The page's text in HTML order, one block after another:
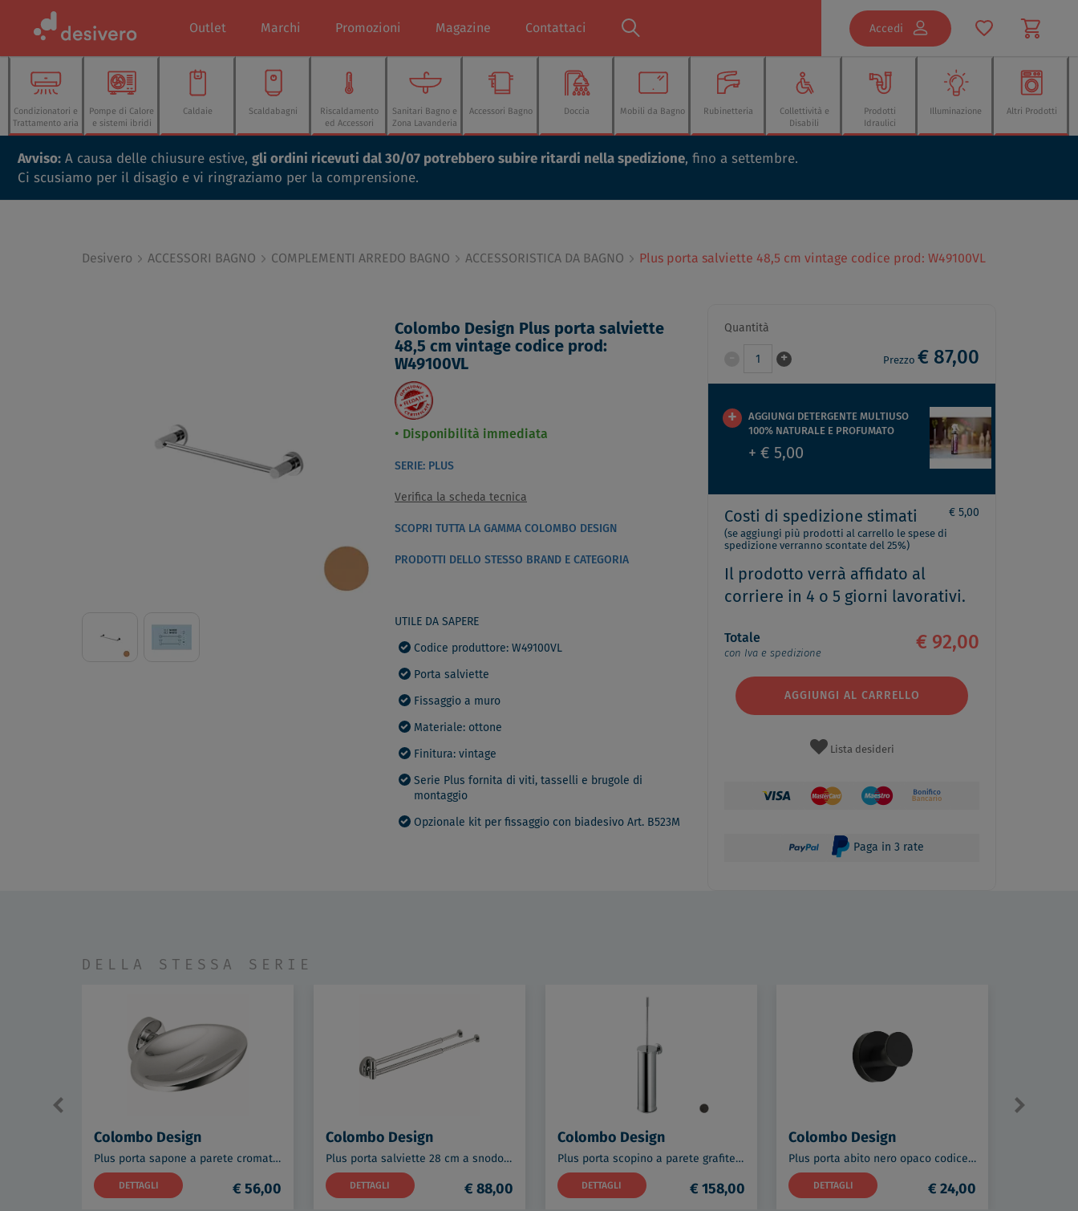
Outlet Marchi Promozioni Magazine Contattaci Accedi
Condizionatori e
Trattamento aria
Pompe di Calore
e sistemi ibridi
Caldaie Scaldabagni
Riscaldamento
ed Accessori
Sanitari Bagno e
Zona Lavanderia
Accessori Bagno Doccia Mobili da Bagno Rubinetteria
Collettività e
Disabili
Prodotti
Idraulici
Illuminazione Altri Prodotti
Avviso: A causa delle chiusure estive, gli ordini ricevuti dal 30/07 potrebbero subire ritardi nella spedizione, fino a settembre.
Ci scusiamo per il disagio e vi ringraziamo per la comprensione.
Desivero ACCESSORI BAGNO COMPLEMENTI ARREDO BAGNO ACCESSORISTICA DA BAGNO Plus porta salviette 48,5 cm vintage codice prod: W49100VL
Colombo Design Plus porta salviette
48,5 cm vintage codice prod:
W49100VL
Disponibilità immediata
SERIE: PLUS
Verifica la scheda tecnica
SCOPRI TUTTA LA GAMMA COLOMBO DESIGN
PRODOTTI DELLO STESSO BRAND E CATEGORIA
UTILE DA SAPERE
Codice produttore: W49100VL
Porta salviette
Fissaggio a muro
Materiale: ottone
Finitura: vintage
Serie Plus fornita di viti, tasselli e brugole di
montaggio
Opzionale kit per fissaggio con biadesivo Art. B523M
Quantità
1 + Prezzo € 87,00
AGGIUNGI DETERGENTE MULTIUSO
100% NATURALE E PROFUMATO
+ € 5,00
Costi di spedizione stimati € 5,00
(se aggiungi più prodotti al carrello le spese di
spedizione verranno scontate del 25%)
Il prodotto verrà affidato al
corriere in 4 o 5 giorni lavorativi.
Totale
con Iva e spedizione
€ 92,00
AGGIUNGI AL CARRELLO
Lista desideri
Paga in 3 rate
DELLA STESSA SERIE
Colombo Design
Plus porta sapone a parete cromato codice prod: W49010CR
DETTAGLI € 56,00
Colombo Design
Plus porta salviette 28 cm a snodo allungabile cromato codice prod: W49140CR
DETTAGLI € 88,00
Colombo Design
Plus porta scopino a parete grafite opaco codice prod: W49620GM
DETTAGLI € 158,00
Colombo Design
Plus porta abito nero opaco codice prod: W4917-NM
DETTAGLI € 24,00